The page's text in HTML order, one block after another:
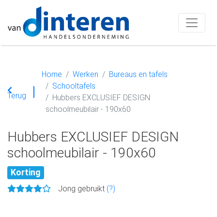
Terug
Home Werken
Bureaus en tafels
Schooltafels
Hubbers EXCLUSIEF DESIGN
schoolmeubilair - 190x60
Hubbers EXCLUSIEF DESIGN
schoolmeubilair - 190x60
Korting
Jong gebruikt (?)